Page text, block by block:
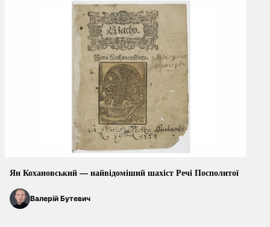
Ян Кохановський — найвідоміший шахіст Речі Посполитої
Валерій Бутевич